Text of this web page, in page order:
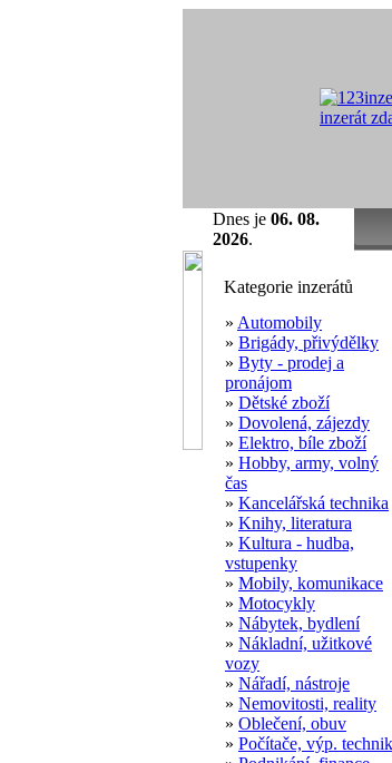
Dnes je 06. 08.
2026.
Kategorie inzerátů
» Automobily
» Brigády, přivýdělky
» Byty - prodej a
pronájom
» Dětské zboží
» Dovolená, zájezdy
» Elektro, bíle zboží
» Hobby, army, volný
čas
» Kancelářská technika
» Knihy, literatura
» Kultura - hudba,
vstupenky
» Mobily, komunikace
» Motocykly
» Nábytek, bydlení
» Nákladní, užitkové
vozy
» Nářadí, nástroje
» Nemovitosti, reality
» Oblečení, obuv
» Počítače, výp.